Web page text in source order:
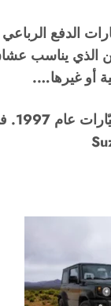
الذي يناسب
أو غيرها….
وكان